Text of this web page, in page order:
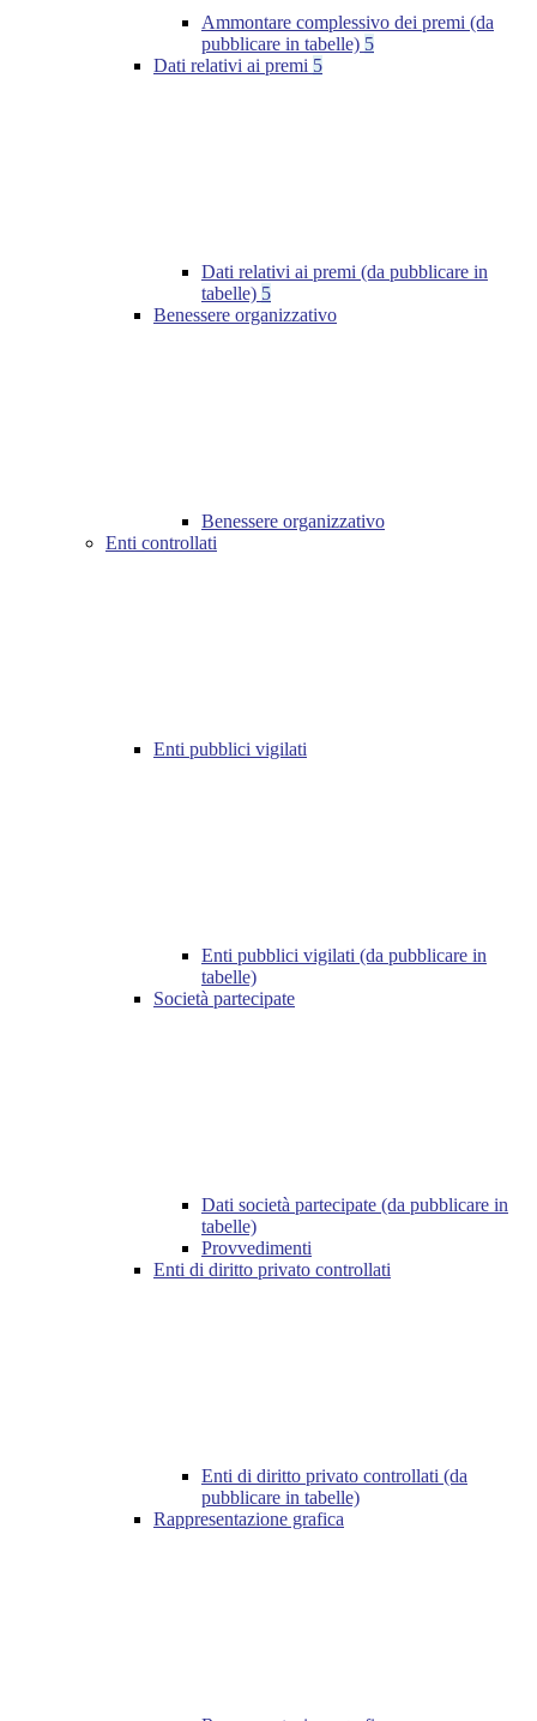
Ammontare complessivo dei premi (da
pubblicare in tabelle) 5
Dati relativi ai premi 5
Dati relativi ai premi (da pubblicare in
tabelle) 5
Benessere organizzativo
Benessere organizzativo
Enti controllati
Enti pubblici vigilati
Enti pubblici vigilati (da pubblicare in
tabelle)
Società partecipate
Dati società partecipate (da pubblicare in
tabelle)
Provvedimenti
Enti di diritto privato controllati
Enti di diritto privato controllati (da
pubblicare in tabelle)
Rappresentazione grafica